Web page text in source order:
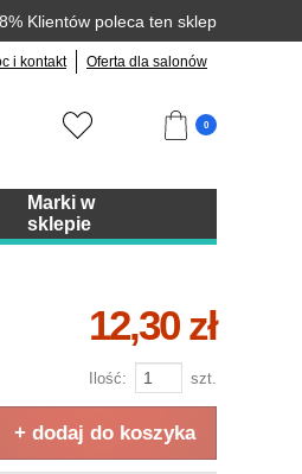
Klientów poleca ten sklep
i kontakt Oferta dla salonów
0
Marki w
sklepie
12,30 zł
Ilość: szt.
+ dodaj do koszyka